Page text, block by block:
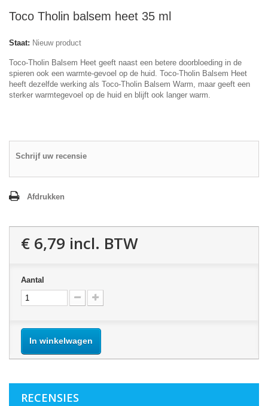
Toco Tholin balsem heet 35 ml
Staat: Nieuw product
Toco-Tholin Balsem Heet geeft naast een betere doorbloeding in de
spieren ook een warmte-gevoel op de huid. Toco-Tholin Balsem Heet
heeft dezelfde werking als Toco-Tholin Balsem Warm, maar geeft een
sterker warmtegevoel op de huid en blijft ook langer warm.
Schrijf uw recensie
Afdrukken
€ 6,79 incl. BTW
Aantal
In winkelwagen
RECENSIES